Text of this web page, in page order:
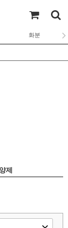
화분
제